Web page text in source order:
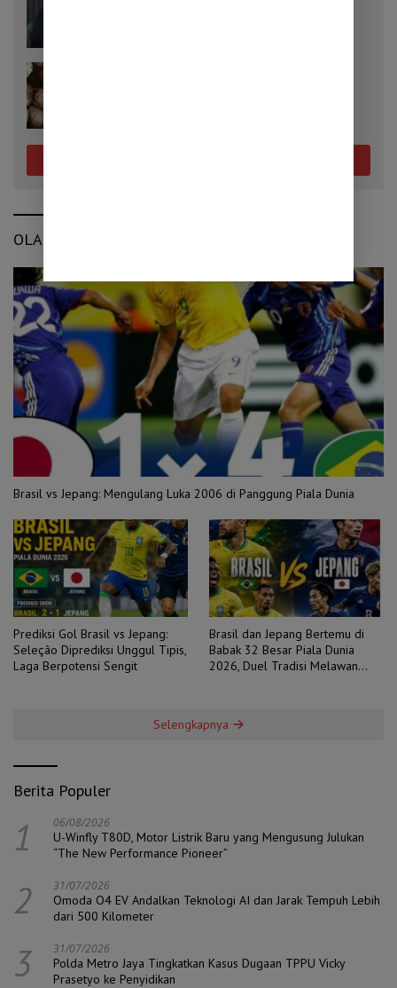
OLAHRAGA
Brasil vs Jepang: Mengulang Luka 2006 di Panggung Piala Dunia
Prediksi Gol Brasil vs Jepang:
Seleção Diprediksi Unggul Tipis,
Laga Berpotensi Sengit
Brasil dan Jepang Bertemu di
Babak 32 Besar Piala Dunia
2026, Duel Tradisi Melawan
Selengkapnya
Berita Populer
1 06/08/2026
U-Winfly T80D, Motor Listrik Baru yang Mengusung Julukan
“The New Performance Pioneer”
2 31/07/2026
Omoda O4 EV Andalkan Teknologi AI dan Jarak Tempuh Lebih
dari 500 Kilometer
3 31/07/2026
Polda Metro Jaya Tingkatkan Kasus Dugaan TPPU Vicky
Prasetyo ke Penyidikan